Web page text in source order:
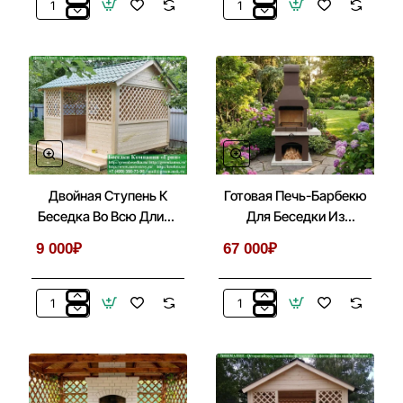
Установить
Хозблок
На
Металлические
Сваи
Ступень
Бытовкам,
Хозблокам
На
Сваях
Двойная Ступень К
Беседка Во Всю Длину
9 000₽
Двойная
Беседка
Во
Всю
Готовая Печь-Барбекю
Для Беседки Из
67 000₽
Готовая
Для
Беседки
Из